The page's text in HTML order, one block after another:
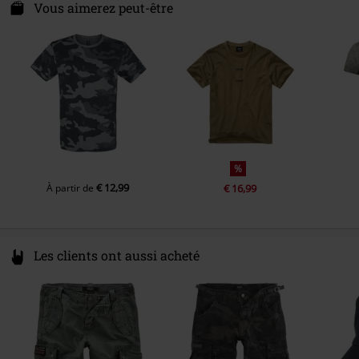
Spichernstraße 6A
info@brandit-wear.com
Vous aimerez peut-être
À partir de€ 12,99
%
€ 16,99
Les clients ont aussi acheté